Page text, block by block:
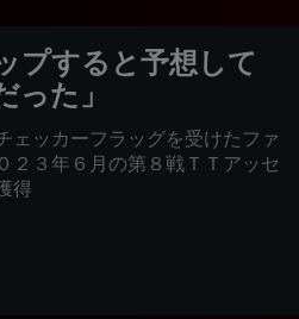
プすると予想して
った」
ェッカーフラッグを受けたファ
２３年６月の第８戦ＴＴアッセ
得